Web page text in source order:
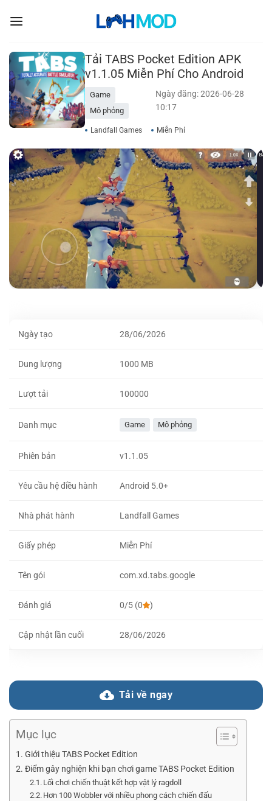
qua
dung
Tải TABS Pocket Edition APK
v1.1.05 Miễn Phí Cho Android
Game
Mô phỏng
Ngày đăng: 2026-06-28
10:17
Landfall Games Miễn Phí
Ngày tạo 28/06/2026
Dung lượng 1000 MB
Lượt tải 100000
Danh mục Game Mô phỏng
Phiên bản v1.1.05
Yêu cầu hệ điều hành Android 5.0+
Nhà phát hành Landfall Games
Giấy phép Miễn Phí
Tên gói com.xd.tabs.google
Đánh giá 0/5 (0 )
Cập nhật lần cuối 28/06/2026
Tải về ngay
Mục lục
Giới thiệu TABS Pocket Edition
Điểm gây nghiện khi bạn chơi game TABS Pocket Edition
Lối chơi chiến thuật kết hợp vật lý ragdoll
Hơn 100 Wobbler với nhiều phong cách chiến đấu